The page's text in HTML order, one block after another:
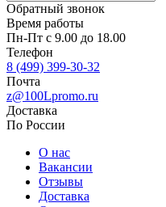
Обратный звонок
Время работы
Пн-Пт с 9.00 до 18.00
Телефон
8 (499) 399-30-32
Почта
z@100Lpromo.ru
Доставка
По России
О нас
Вакансии
Отзывы
Доставка